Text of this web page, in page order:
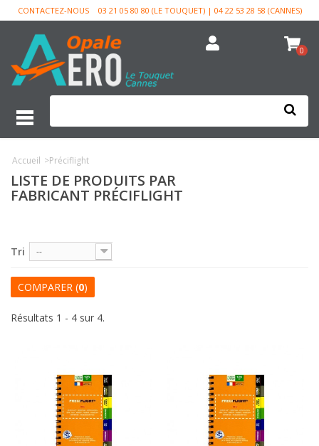
CONTACTEZ-NOUS 03 21 05 80 80 (LE TOUQUET) | 04 22 53 28 58 (CANNES)
0
Accueil >Préciflight
LISTE DE PRODUITS PAR
FABRICANT PRÉCIFLIGHT
Tri --
COMPARER (0)
Résultats 1 - 4 sur 4.